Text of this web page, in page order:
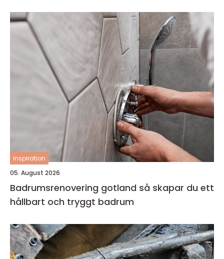
inspiration
05. August 2026
Badrumsrenovering gotland så skapar du ett
hållbart och tryggt badrum